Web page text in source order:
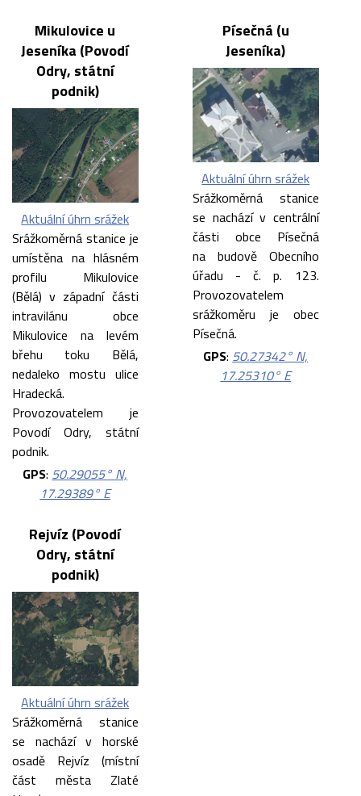
Mikulovice u
Jeseníka (Povodí
Odry, státní
podnik)
Aktuální úhrn srážek
Srážkoměrná stanice je
umístěna na hlásném
profilu Mikulovice
(Bělá) v západní části
intravilánu obce
Mikulovice na levém
břehu toku Bělá,
nedaleko mostu ulice
Hradecká.
Provozovatelem je
Povodí Odry, státní
podnik.
GPS: 50.29055° N,
17.29389° E
Písečná (u
Jeseníka)
Aktuální úhrn srážek
Srážkoměrná stanice
se nachází v centrální
části obce Písečná
na budově Obecního
úřadu - č. p. 123.
Provozovatelem
srážkoměru je obec
Písečná.
GPS: 50.27342° N,
17.25310° E
Rejvíz (Povodí
Odry, státní
podnik)
Aktuální úhrn srážek
Srážkoměrná stanice
se nachází v horské
osadě Rejvíz (místní
část města Zlaté